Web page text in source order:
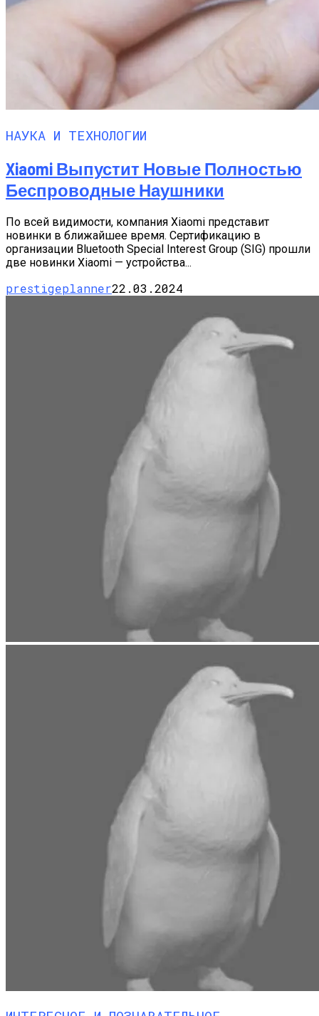
НАУКА И ТЕХНОЛОГИИ
Xiaomi Выпустит Новые Полностью
Беспроводные Наушники
По всей видимости, компания Xiaomi представит
новинки в ближайшее время. Сертификацию в
организации Bluetooth Special Interest Group (SIG) прошли
две новинки Xiaomi — устройства...
prestigeplanner22.03.2024